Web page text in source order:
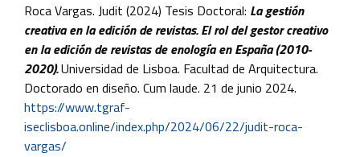
Roca Vargas. Judit (2024) Tesis Doctoral: La gestión
creativa en la edición de revistas. El rol del gestor creativo
en la edición de revistas de enología en España (2010-
2020).Universidad de Lisboa. Facultad de Arquitectura.
Doctorado en diseño. Cum laude. 21 de junio 2024.
https://www.tgraf-
iseclisboa.online/index.php/2024/06/22/judit-roca-
vargas/